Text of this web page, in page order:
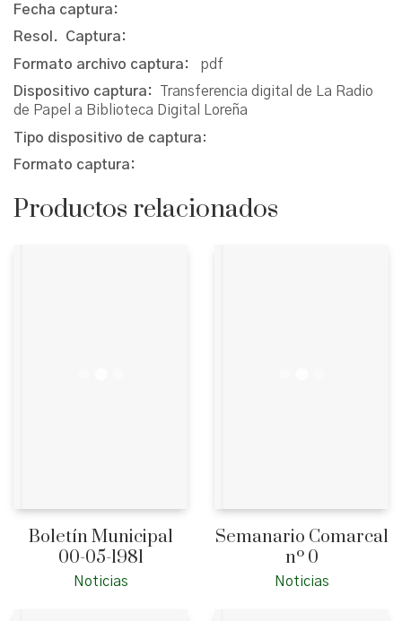
Fecha captura:
Resol. Captura:
Formato archivo captura: pdf
Dispositivo captura:
Transferencia digital de La Radio
de Papel a Biblioteca Digital Loreña
Tipo dispositivo de captura:
Formato captura:
Productos relacionados
Boletín Municipal
00-05-1981
Noticias
Semanario Comarcal
nº 0
Noticias